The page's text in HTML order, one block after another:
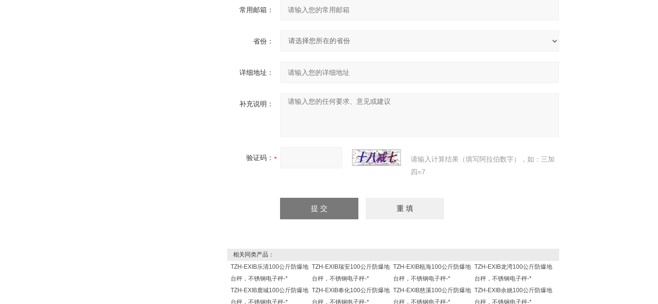
常用邮箱：
省份：
详细地址：
补充说明：
验证码：
请输入计算结果（填写阿拉伯数字），如：三加
四=7
相关同类产品：
TZH-EXIB乐清100公斤防爆地
台秤，不锈钢电子秤-*
TZH-EXIB瑞安100公斤防爆地
台秤，不锈钢电子秤-*
TZH-EXIB瓯海100公斤防爆地
台秤，不锈钢电子秤-*
TZH-EXIB龙湾100公斤防爆地
台秤，不锈钢电子秤-*
TZH-EXIB鹿城100公斤防爆地
台秤，不锈钢电子秤-*
TZH-EXIB奉化100公斤防爆地
台秤，不锈钢电子秤-*
TZH-EXIB慈溪100公斤防爆地
台秤，不锈钢电子秤-*
TZH-EXIB余姚100公斤防爆地
台秤，不锈钢电子秤-*